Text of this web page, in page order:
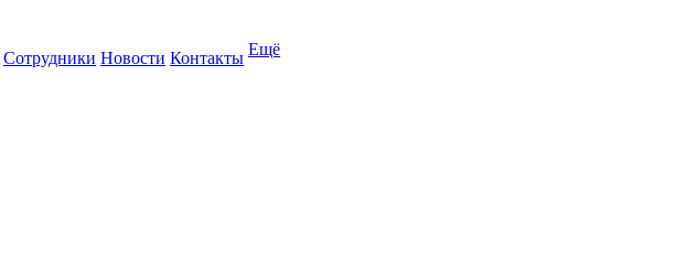
Сотрудники Новости Контакты Ещё